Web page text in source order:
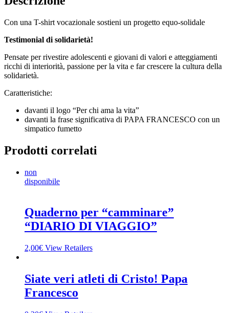
Con una T-shirt vocazionale sostieni un progetto equo-solidale
Testimonial di solidarietà!
Pensate per rivestire adolescenti e giovani di valori e atteggiamenti
ricchi di interiorità, passione per la vita e far crescere la cultura della
solidarietà.
Caratteristiche:
davanti il logo “Per chi ama la vita”
davanti la frase significativa di PAPA FRANCESCO con un
simpatico fumetto
Prodotti correlati
non
disponibile
Quaderno per “camminare”
“DIARIO DI VIAGGIO”
2,00€ View Retailers
Siate veri atleti di Cristo! Papa
Francesco